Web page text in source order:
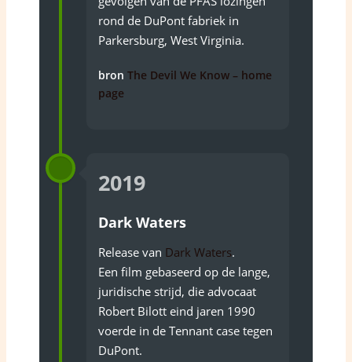
rond de DuPont fabriek in
Parkersburg, West Virginia.
bron The Devil We Know – home
page
2019
Dark Waters
Release van Dark Waters.
Een film gebaseerd op de lange,
juridische strijd, die advocaat
Robert Bilott eind jaren 1990
voerde in de Tennant case tegen
DuPont.